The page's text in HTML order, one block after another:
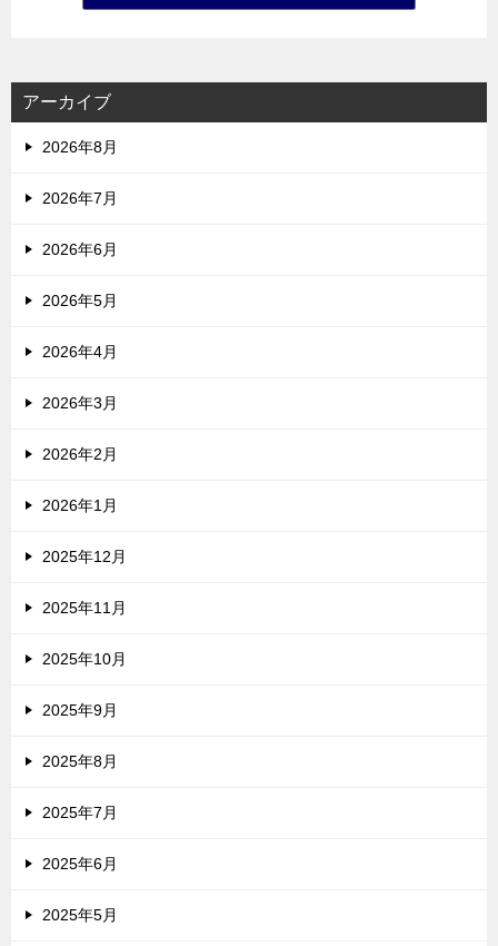
アーカイブ
2026年8月
2026年7月
2026年6月
2026年5月
2026年4月
2026年3月
2026年2月
2026年1月
2025年12月
2025年11月
2025年10月
2025年9月
2025年8月
2025年7月
2025年6月
2025年5月